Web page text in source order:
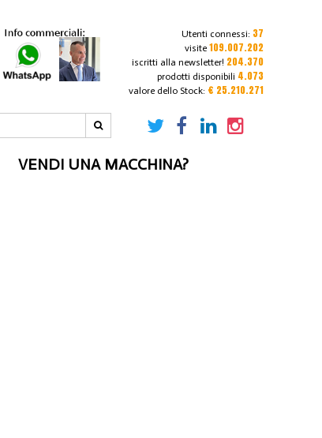
Utenti connessi: 37
visite 109.007.202
iscritti alla newsletter! 204.370
prodotti disponibili 4.073
valore dello Stock: € 25.210.271
VENDI UNA MACCHINA?